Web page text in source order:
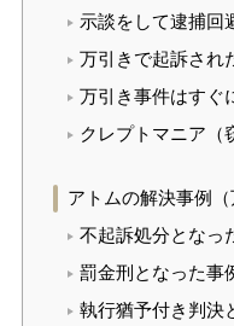
示談をして逮捕回
万引きで起訴され
万引き事件はすぐ
クレプトマニア（
アトムの解決事例（
不起訴処分となっ
罰金刑となった事
執行猶予付き判決